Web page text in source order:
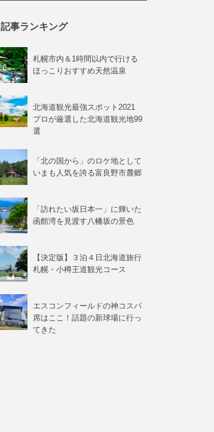
記事ランキング
札幌市内＆1時間以内で行ける
ほっこりおすすめ天然温泉
北海道観光最強スポット2021
プロが厳選した北海道観光地99
選
「北の国から」のロケ地として
いまも人気を誇る富良野市麓郷
「訪れたい坂日本一」に輝いた
函館湾を見渡す八幡坂の景色
【決定版】３泊４日北海道旅行
札幌・小樽王道観光コース
エスコンフィールドの神コスパ
席はここ！話題の新球場に行っ
てきた